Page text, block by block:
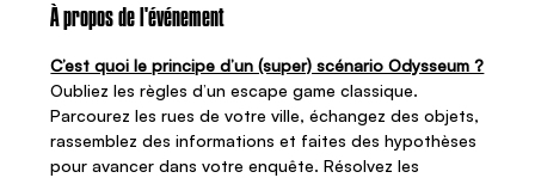
À propos de l'événement
C’est quoi le principe d’un (super) scénario Odysseum ?
Oubliez les règles d’un escape game classique.
Parcourez les rues de votre ville, échangez des objets,
rassemblez des informations et faites des hypothèses
pour avancer dans votre enquête. Résolvez les